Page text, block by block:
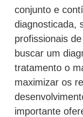
conjunto e
diagnosticada,
profissionais
buscar um
tratamento o
maximizar os
importante